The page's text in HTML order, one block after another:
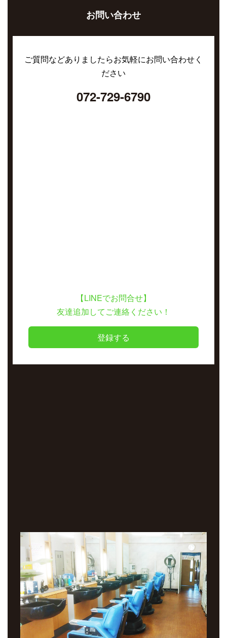
お問い合わせ
ご質問などありましたらお気軽にお問い合わせく
ださい
072-729-6790
【LINEでお問合せ】
友達追加してご連絡ください！
登録する